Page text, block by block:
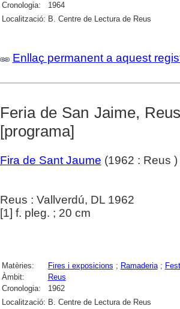
Cronologia:
1964
Localització: B. Centre de Lectura de Reus
Enllaç permanent a aquest
Feria de San Jaime,
[programa]
Fira de Sant Jaume (1962 : Reus )
Reus : Vallverdú, DL 1962
[1] f. pleg. ; 20 cm
Matèries: Fires i exposicions ; Ramaderia;
Àmbit:
Reus
Cronologia:
1962
Localització: B. Centre de Lectura de Reus